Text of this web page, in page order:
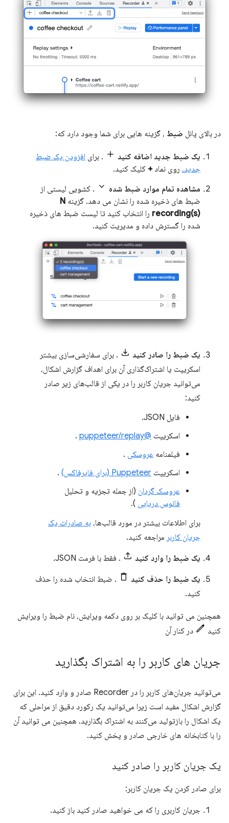
در بالای پانل ضبط ، گزینه هایی برای شما وجود دارد که:
یک ضبط جدید اضافه کنید . برای افزودن یک ضبط
جدید، روی نماد+ کلیک کنید.
مشاهده تمام موارد ضبط شده
. کشویی لیستی از
ضبط های ذخیره شده را نشان می دهد. گزینه N
recording(s) را انتخاب کنید تا لیست ضبط های ذخیره
شده را گسترش داده و مدیریت کنید.
یک ضبط را صادر کنید
. برای سفارشی‌سازی بیشتر
اسکریپت یا اشتراک‌گذاری آن برای اهداف گزارش اشکال،
می‌توانید جریان کاربر را در یکی از قالب‌های زیر صادر
کنید:
فایل JSON.
اسکریپت @puppeteer/replay
.
فیلمنامه عروسکی .
اسکریپت Puppeteer (برای فایرفاکس)
.
عروسک گردان (از جمله تجزیه و تحلیل
فانوس دریایی ).
برای اطلاعات بیشتر در مورد قالب‌ها، به صادرات یک
جریان کاربر مراجعه کنید.
یک ضبط را وارد کنید . فقط با فرمت JSON.
یک ضبط را حذف کنید
. ضبط انتخاب شده را حذف
کنید.
همچنین می توانید با کلیک بر روی دکمه ویرایش، نام ضبط را ویرایش
کنید
در کنار آن
جریان های کاربر را به اشتراک بگذارید
می‌توانید جریان‌های کاربر را در Recorder صادر و وارد کنید. این برای
گزارش اشکال مفید است زیرا می‌توانید یک رکورد دقیق از مراحلی که
یک اشکال را بازتولید می‌کنند به اشتراک بگذارید. همچنین می توانید آن
را با کتابخانه های خارجی صادر و پخش کنید.
یک جریان کاربر را صادر کنید
برای صادر کردن یک جریان کاربر:
جریان کاربری را که می خواهید صادر کنید باز کنید.